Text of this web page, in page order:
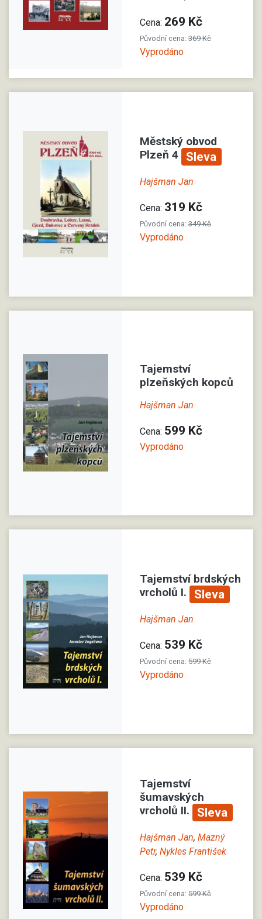
Cena: 269 Kč
Původní cena: 369 Kč
Vyprodáno
Městský obvod
Plzeň 4
Sleva
Hajšman Jan
Cena: 319 Kč
Původní cena: 349 Kč
Vyprodáno
Tajemství
plzeňských kopců
Hajšman Jan
Cena: 599 Kč
Vyprodáno
Tajemství brdských
vrcholů I.
Sleva
Hajšman Jan
Cena: 539 Kč
Původní cena: 599 Kč
Vyprodáno
Tajemství
šumavských
vrcholů II.
Sleva
Hajšman Jan, Mazný
Petr, Nykles František
Cena: 539 Kč
Původní cena: 599 Kč
Vyprodáno